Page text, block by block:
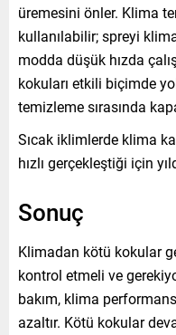
üremesini önler. Klima
kullanılabilir; spreyi
modda düşük hızda
kokuları etkili biçimde
temizleme sırasında
Sıcak iklimlerde klima
hızlı gerçekleştiği için
Sonuç
Klimadan kötü kokular
kontrol etmeli ve
bakım, klima
azaltır. Kötü kokular